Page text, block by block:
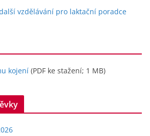
vzdělávání pro laktační poradce
kojení (PDF ke stažení; 1 MB)